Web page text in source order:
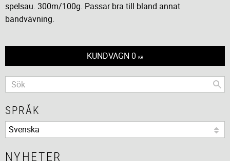
spelsau. 300m/100g. Passar bra till bland annat
bandvävning.
KUNDVAGN 0 KR
SPRÅK
NYHETER